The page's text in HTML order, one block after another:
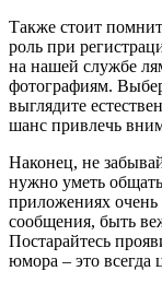
Также стоит
роль при
на нашей службе
фотографиям.
выглядите
шанс привлечь
Наконец, не
нужно уметь
приложениях
сообщения, быть
Постарайтесь
юмора – это всегда